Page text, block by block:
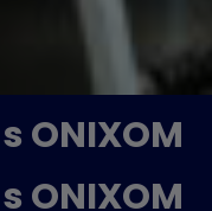
ONIXOM
ONIXOM